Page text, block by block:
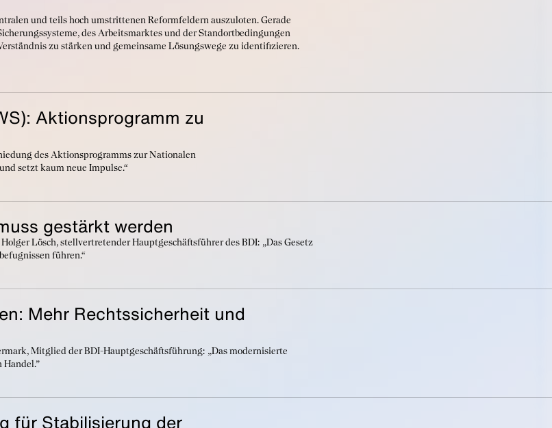
und teils hoch umstrittenen Reformfeldern auszuloten. Gerade
des Arbeitsmarktes und der Standortbedingungen
zu stärken und gemeinsame Lösungswege zu identifizieren.
Aktionsprogramm zu
des Aktionsprogramms zur Nationalen
setzt kaum neue Impulse.“
gestärkt werden
Lösch, stellvertretender Hauptgeschäftsführer des BDI: „Das Gesetz
führen.“
Mehr Rechtssicherheit und
Mitglied der BDI-Hauptgeschäftsführung: „Das modernisierte
Handel.”
für Stabilisierung der